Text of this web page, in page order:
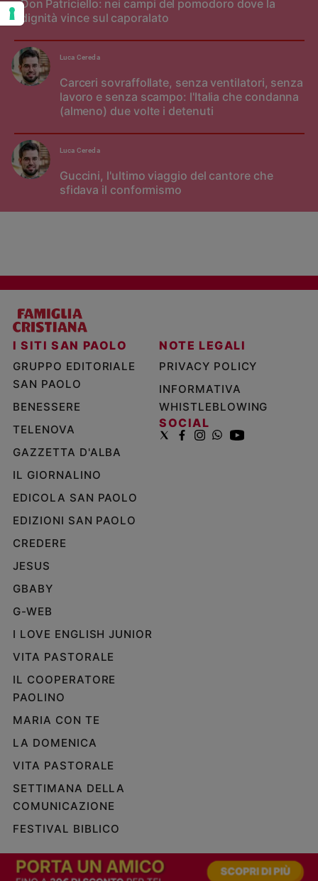
Don Patriciello: nei campi del pomodoro dove la
dignità vince sul caporalato
Carceri sovraffollate, senza ventilatori, senza
lavoro e senza scampo: l'Italia che condanna
(almeno) due volte i detenuti
Luca Cereda
Guccini, l'ultimo viaggio del cantore che
sfidava il conformismo
Luca Cereda
I SITI SAN PAOLO
GRUPPO EDITORIALE
SAN PAOLO
BENESSERE
TELENOVA
GAZZETTA D'ALBA
IL GIORNALINO
EDICOLA SAN PAOLO
EDIZIONI SAN PAOLO
CREDERE
JESUS
GBABY
G-WEB
I LOVE ENGLISH JUNIOR
VITA PASTORALE
IL COOPERATORE
PAOLINO
MARIA CON TE
LA DOMENICA
VITA PASTORALE
SETTIMANA DELLA
COMUNICAZIONE
FESTIVAL BIBLICO
NOTE LEGALI
PRIVACY POLICY
INFORMATIVA
WHISTLEBLOWING
SOCIAL